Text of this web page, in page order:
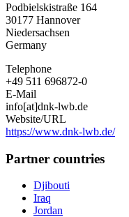
Podbielskistraße 164
30177 Hannover
Niedersachsen
Germany
Telephone
+49 511 696872-0
E-Mail
info[at]dnk-lwb.de
Website/URL
https://www.dnk-lwb.de/
Partner countries
Djibouti
Iraq
Jordan